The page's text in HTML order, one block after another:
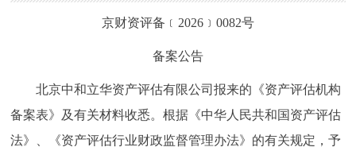
京财资评备﹝2026﹞0082号
备案公告
北京中和立华资产评估有限公司报来的《资产评估机构
备案表》及有关材料收悉。根据《中华人民共和国资产评估
法》、《资产评估行业财政监督管理办法》的有关规定，予